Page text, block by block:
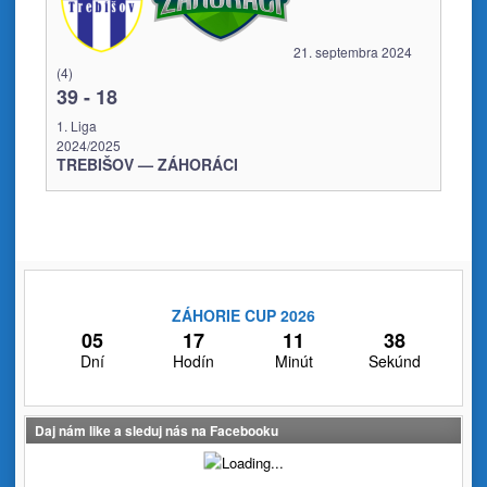
21. septembra 2024
(4)
39- 18
1. Liga
2024/2025
TREBIŠOV — ZÁHORÁCI
ZÁHORIE CUP 2026
05
Dní
17
Hodín
11
Minút
38
Sekúnd
Daj nám like a sleduj nás na Facebooku